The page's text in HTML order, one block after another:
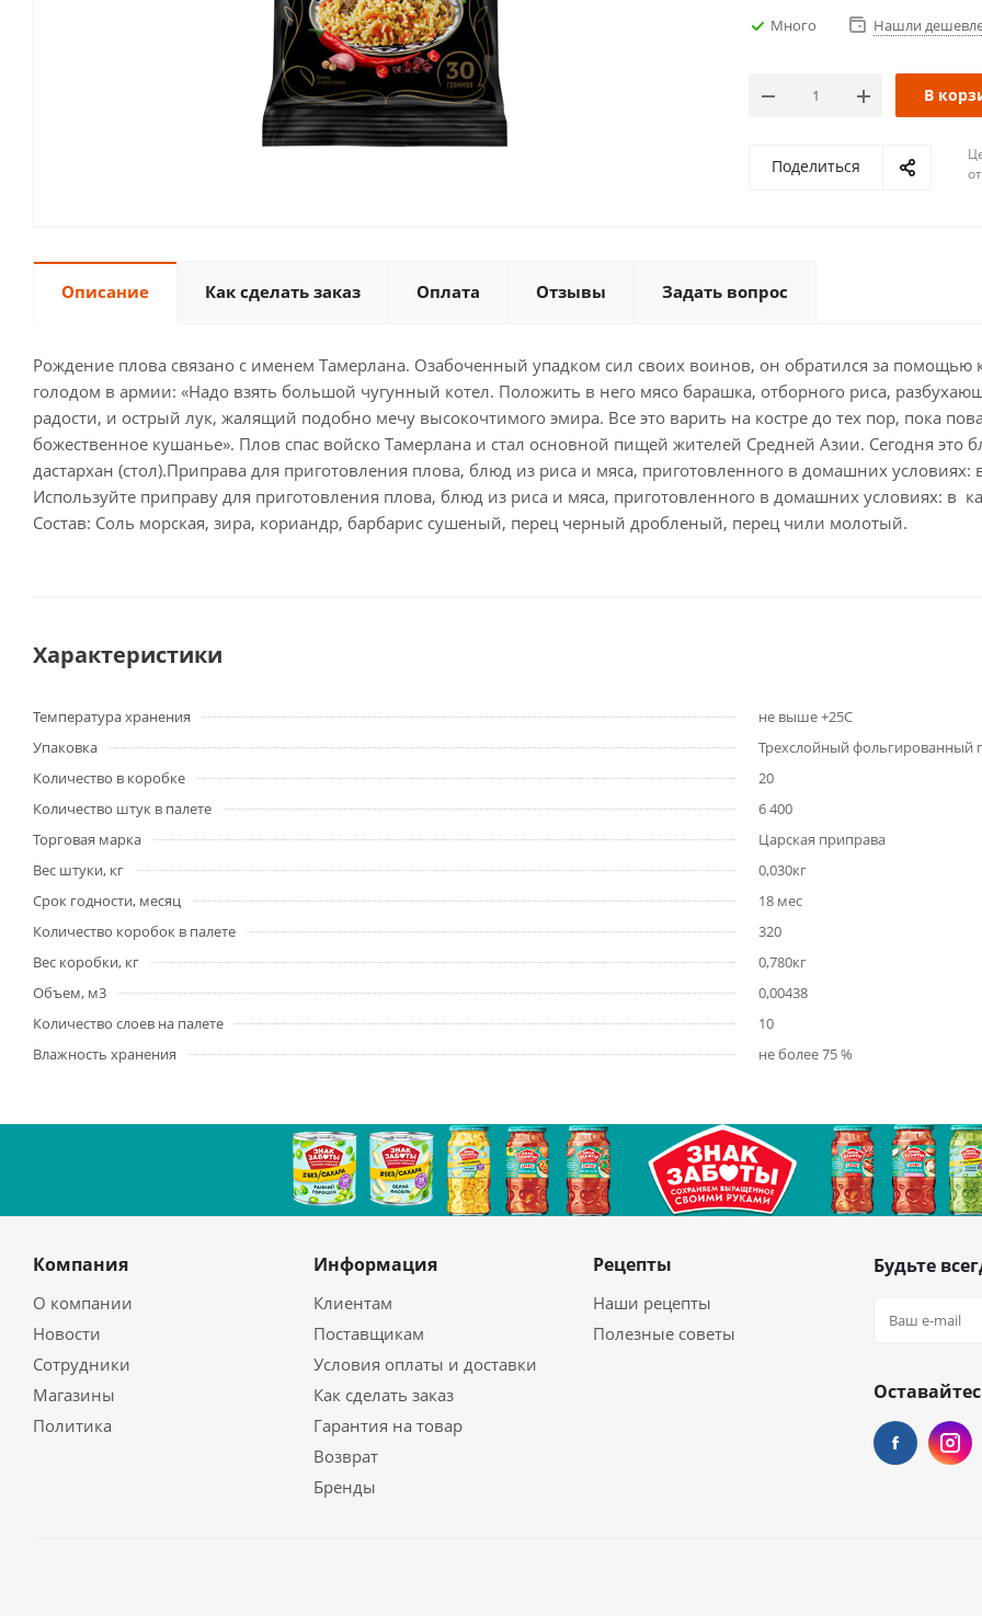
Много Нашли
В
Поделиться
Описание Как сделать заказ Оплата Отзывы Задать вопрос
Рождение плова связано с именем Тамерлана. Озабоченный упадком сил своих воинов, он обратился за помощью
голодом в армии: «Надо взять большой чугунный котел. Положить в него мясо барашка, отборного риса,
радости, и острый лук, жалящий подобно мечу высокочтимого эмира. Все это варить на костре до тех пор, пока
божественное кушанье». Плов спас войско Тамерлана и стал основной пищей жителей Средней Азии. Сегодня
дастархан (стол).Приправа для приготовления плова, блюд из риса и мяса, приготовленного в домашних
Используйте приправу для приготовления плова, блюд из риса и мяса, приготовленного в домашних условиях: в
Состав: Соль морская, зира, кориандр, барбарис сушеный, перец черный дробленый, перец чили молотый.
Характеристики
Температура хранения
не выше +25С
Упаковка
Трехслойный фольгированный
Количество в коробке
20
Количество штук в палете
6 400
Торговая марка
Царская приправа
Вес штуки, кг
0,030кг
Срок годности, месяц
18 мес
Количество коробок в палете
320
Вес коробки, кг
0,780кг
Объем, м3
0,00438
Количество слоев на палете
10
Влажность хранения
не более 75 %
Компания
О компании
Новости
Сотрудники
Магазины
Политика
Информация
Клиентам
Поставщикам
Условия оплаты и доставки
Как сделать заказ
Гарантия на товар
Возврат
Бренды
Рецепты
Наши рецепты
Полезные советы
Будьте